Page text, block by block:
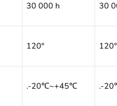
30 000 h 30
120° 120°
.-20℃~+45℃ .-